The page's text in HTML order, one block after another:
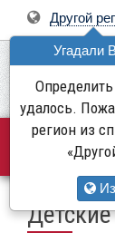
Другой
Угадали
удалось.
регион из
Все